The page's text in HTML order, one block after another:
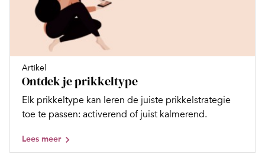
Artikel
Ontdek je prikkeltype
Elk prikkeltype kan leren de juiste prikkelstrategie
toe te passen: activerend of juist kalmerend.
Lees meer